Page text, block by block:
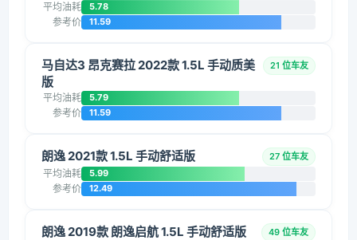
平均油耗 5.78
参考价 11.59
马自达3 昂克赛拉 2022款 1.5L 手动质美
版
21 位车友
平均油耗 5.79
参考价 11.59
朗逸 2021款 1.5L 手动舒适版 27 位车友
平均油耗 5.99
参考价 12.49
朗逸 2019款 朗逸启航 1.5L 手动舒适版
49 位车友